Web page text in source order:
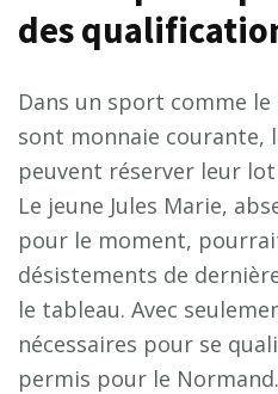
des
Dans un sport comme
sont monnaie courante,
peuvent réserver leur
Le jeune Jules Marie,
pour le moment,
désistements de
le tableau. Avec
nécessaires pour se
permis pour le Normand.